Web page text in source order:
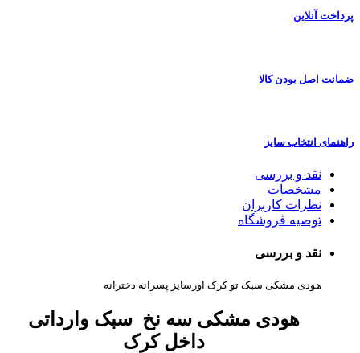
پرداخت آنلاین
ضمانت اصل بودن کالا
راهنمای انتخاب سایز
نقد و بررسی
مشخصات
نظرات کاربران
توصیه فروشگاه
نقد و بررسی
هودی مشکی سبک تو کرک اورسایز پسرانه|دخترانه
هودی مشکی سه نخ سبک وارداتی
داخل کرک